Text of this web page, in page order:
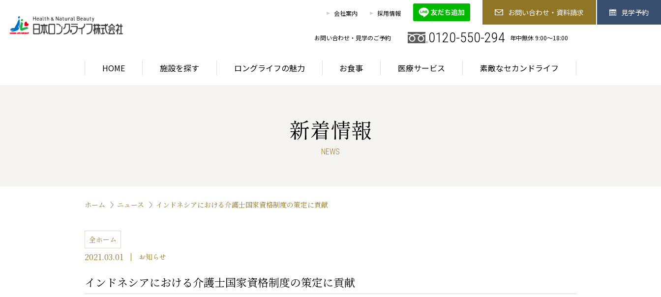
会社案内 採用情報 お問い合わせ・資料請求 見学予約
お問い合わせ・見学のご予約 0120-550-294 年中無休 9:00〜18:00
HOME 施設を探す ロングライフの魅力 お食事 医療サービス 素敵なセカンドライフ
お客様相談室 0120-550-294 お問い合わせ・資料請求 見学予約
首都圏・東海エリア
ロングライフの魅力
ロングライフが選ばれる理由 サービス
お食事 医療サービス
新着情報
NEWS
ホーム ニュース インドネシアにおける介護士国家資格制度の策定に貢献
全ホーム
2021.03.01 お知らせ
インドネシアにおける介護士国家資格制度の策定に貢献